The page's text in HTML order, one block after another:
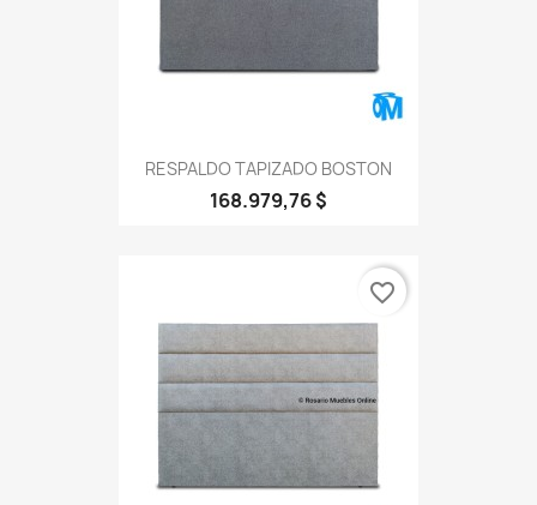
RESPALDO TAPIZADO BOSTON
168.979,76 $
favorite_border